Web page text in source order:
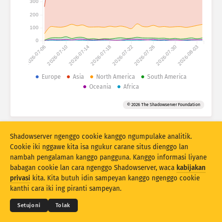
Statistik serangan: Piranti
Negara
Set data
Tumpang tindih
Anyari Reset
Undhuh minangka PNG
2026-07-062026-07-102026-07-142026-07-182026-07-222026-07-262026-07-302026-08-03
0
100
200
300
Europe Asia North America
South America
Oceania
Africa
© 2026 The Shadowserver Foundation
© 2026THE SHADOWSERVER FOUNDATION
Sarat & Katentuan
Kontak Kita Kredit
Shadowserver ngenggo cookie kanggo ngumpulake analitik.
Cookie iki nggawe kita isa ngukur carane situs dienggo lan
nambah pengalaman kanggo pangguna. Kanggo informasi liyane
babagan cookie lan cara ngenggo Shadowserver, waca kabijakan
privasi kita. Kita butuh idin sampeyan kanggo ngenggo cookie
kanthi cara iki ing piranti sampeyan.
Setujoni Tolak